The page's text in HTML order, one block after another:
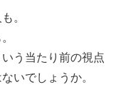
。
う当たり前の視点
いでしょうか。